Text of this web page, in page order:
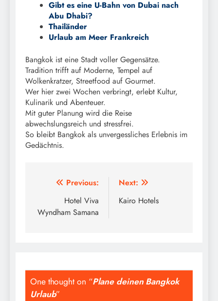
Gibt es eine U-Bahn von Dubai nach
Abu Dhabi?
Thailänder
Urlaub am Meer Frankreich
Bangkok ist eine Stadt voller Gegensätze.
Tradition trifft auf Moderne, Tempel auf
Wolkenkratzer, Streetfood auf Gourmet.
Wer hier zwei Wochen verbringt, erlebt Kultur,
Kulinarik und Abenteuer.
Mit guter Planung wird die Reise
abwechslungsreich und stressfrei.
So bleibt Bangkok als unvergessliches Erlebnis im
Gedächtnis.
Beitragsnavigation
Previous:
Hotel Viva
Wyndham Samana
Next:
Kairo Hotels
One thought on “Plane deinen Bangkok
Urlaub”